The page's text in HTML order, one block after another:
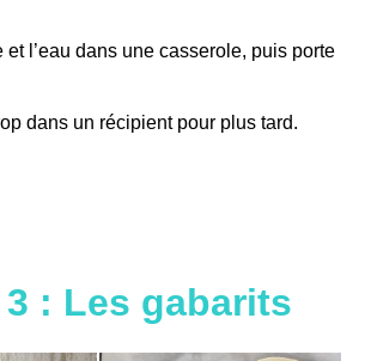
et l’eau dans une casserole, puis porte
dans un récipient pour plus tard.
3 : Les gabarits